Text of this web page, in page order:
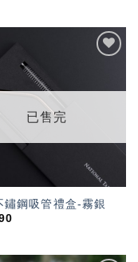
望輕
已售完
鏽鋼吸管禮盒-霧銀